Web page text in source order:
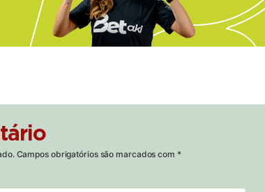
Campos obrigatórios são marcados com *